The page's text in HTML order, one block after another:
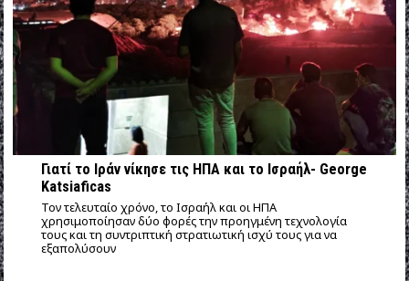
Γιατί το Ιράν νίκησε τις ΗΠΑ και το Ισραήλ- George
Katsiaficas
Τον τελευταίο χρόνο, το Ισραήλ και οι ΗΠΑ
χρησιμοποίησαν δύο φορές την προηγμένη τεχνολογία
τους και τη συντριπτική στρατιωτική ισχύ τους για να
εξαπολύσουν